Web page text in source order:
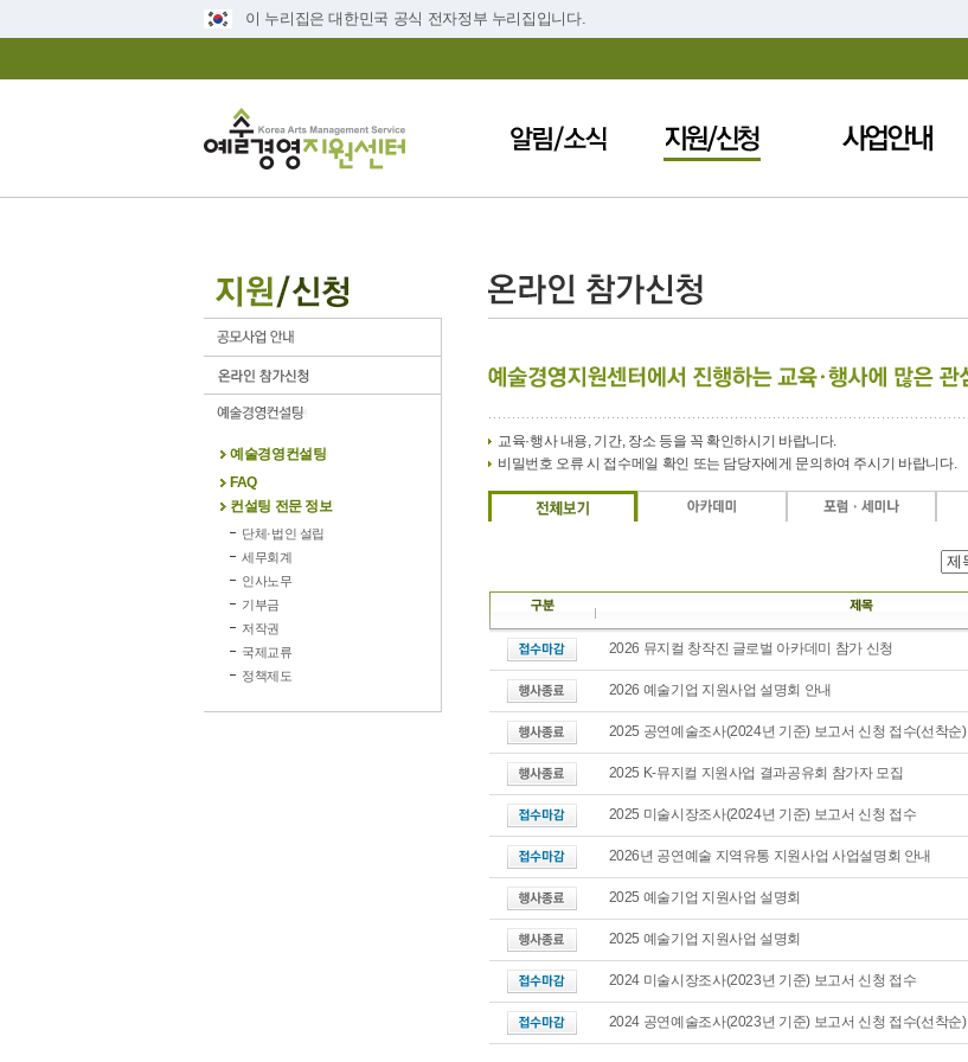
이 누리집은 대한민국 공식 전자정부 누리집입니다.
예술경영컨설팅
FAQ
컨설팅 전문 정보
단체·법인 설립
세무회계
인사노무
기부금
저작권
국제교류
정책제도
교육·행사 내용, 기간, 장소 등을 꼭 확인하시기 바랍니다.
비밀번호 오류 시 접수메일 확인 또는 담당자에게 문의하여 주시기 바랍니다.
2026 뮤지컬 창작진 글로벌 아카데미 참가 신청
2026 예술기업 지원사업 설명회 안내
2025 공연예술조사(2024년 기준) 보고서 신청 접수(선착순)
2025 K-뮤지컬 지원사업 결과공유회 참가자 모집
2025 미술시장조사(2024년 기준) 보고서 신청 접수
2026년 공연예술 지역유통 지원사업 사업설명회 안내
2025 예술기업 지원사업 설명회
2025 예술기업 지원사업 설명회
2024 미술시장조사(2023년 기준) 보고서 신청 접수
2024 공연예술조사(2023년 기준) 보고서 신청 접수(선착순)